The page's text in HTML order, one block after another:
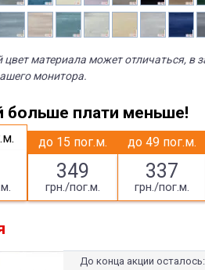
материала может отличаться, в
монитора.
больше плати меньше!
до 15 пог.м.
349
грн./пог.м.
до 49 пог.м.
337
грн./пог.м.
До конца акции осталось: